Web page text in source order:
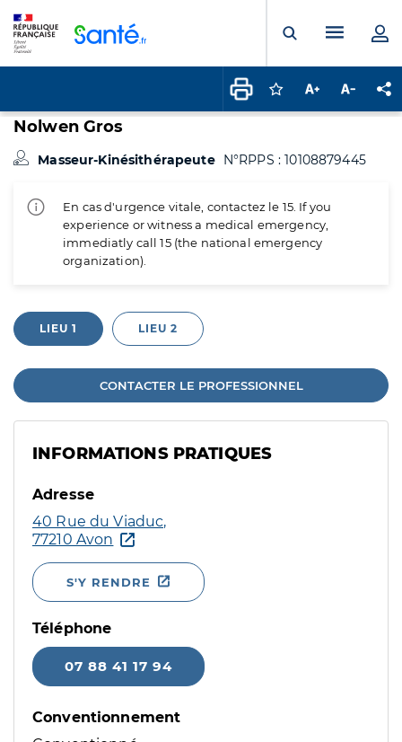
Ouvrir laMenu
Connectez-vous
Augmenter la
Nolwen Gros
Masseur-Kinésithérapeute N°RPPS : 10108879445
En cas d'urgence vitale, contactez le 15. If you
experience or witness a medical emergency,
immediatly call 15 (the national emergency
organization).
LIEU 1 LIEU 2
CONTACTER LE PROFESSIONNEL
INFORMATIONS PRATIQUES
Adresse
40 Rue du Viaduc,
77210 Avon
S'Y RENDRE
Téléphone
07 88 41 17 94
Conventionnement